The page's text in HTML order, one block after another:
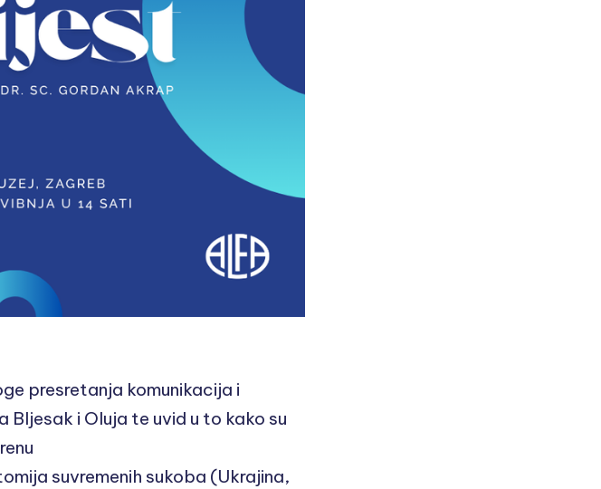
presretanja komunikacija i
i Oluja te uvid u to kako su
suvremenih sukoba (Ukrajina,